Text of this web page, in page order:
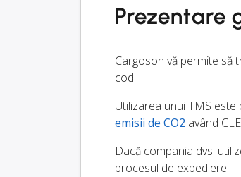
Prezentare
Cargoson vă permite să
cod.
Utilizarea unui TMS
emisii de CO2 având
Dacă compania dvs.
procesul de expediere.